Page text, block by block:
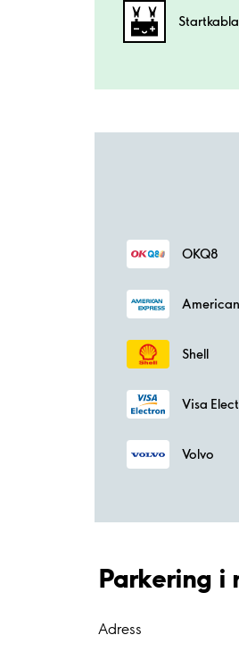
OKQ8
Shell
Visa
Volvo
Parkering i
Adress